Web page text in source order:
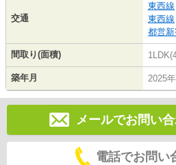
交通
東西線
東西線
都営
間取り(面積)
築年月 2025
メールでお問い
電話でお問い